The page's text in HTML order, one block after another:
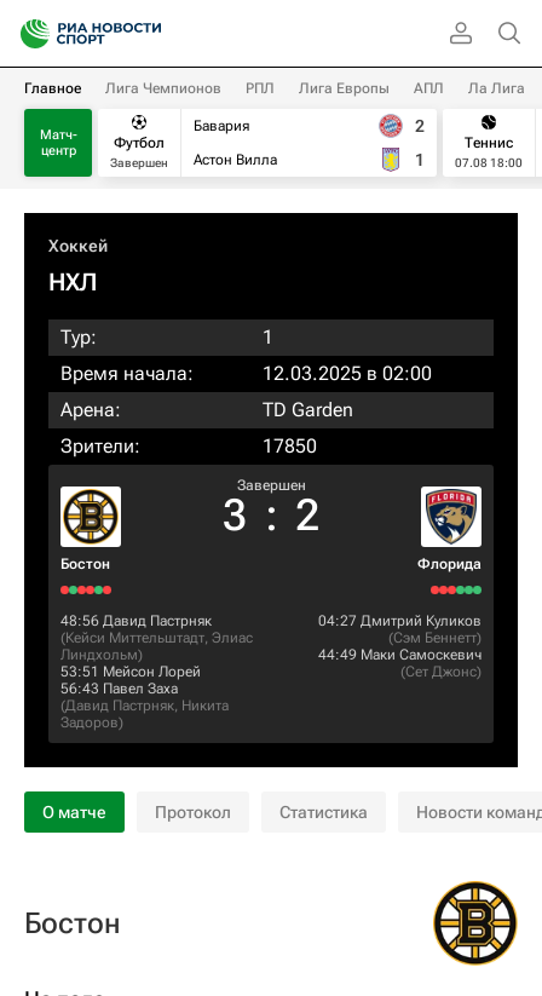
Главное Лига Чемпионов РПЛ Лига Европы АПЛ Ла Лига
Матч-
центр
Футбол
Завершен
Бавария
Астон Вилла
2
1
Теннис
07.08 18:00
Хоккей
НХЛ
Тур:
1
Время начала:
12.03.2025 в 02:00
Арена:
TD Garden
Зрители:
17850
Бостон
Завершен
3 : 2
Флорида
48:56 Давид Пастрняк
(Кейси Миттельштадт, Элиас
Линдхольм)
53:51 Мейсон Лорей
56:43 Павел Заха
(Давид Пастрняк, Никита
Задоров)
04:27 Дмитрий Куликов
(Сэм Беннетт)
44:49 Маки Самоскевич
(Сет Джонс)
О матче Протокол Статистика Новости
Бостон